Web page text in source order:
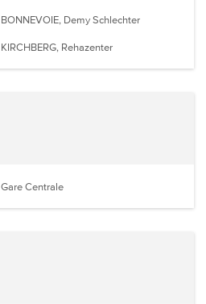
BONNEVOIE, Demy Schlechter
KIRCHBERG, Rehazenter
Gare Centrale